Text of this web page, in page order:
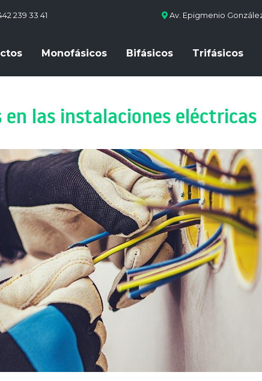
239 33 41 Av. Epigmenio
Monofásicos Bifásicos Trifásicos
en las instalaciones eléctricas